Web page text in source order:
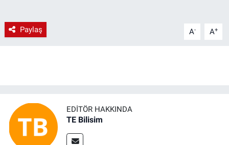
Paylaş A- A+
EDITÖR HAKKINDA
TE Bilisim